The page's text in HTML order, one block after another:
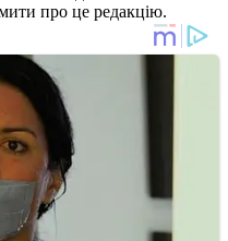
про це редакцію.